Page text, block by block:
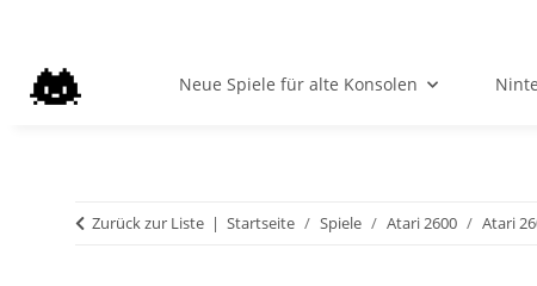
Neue Spiele für alte Konsolen
Zurück zur Liste Startseite Spiele Atari 2600 Atari